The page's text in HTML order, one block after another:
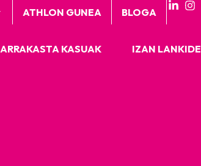
ATHLON GUNEA BLOGA
ARRAKASTA KASUAK IZAN LANKIDE